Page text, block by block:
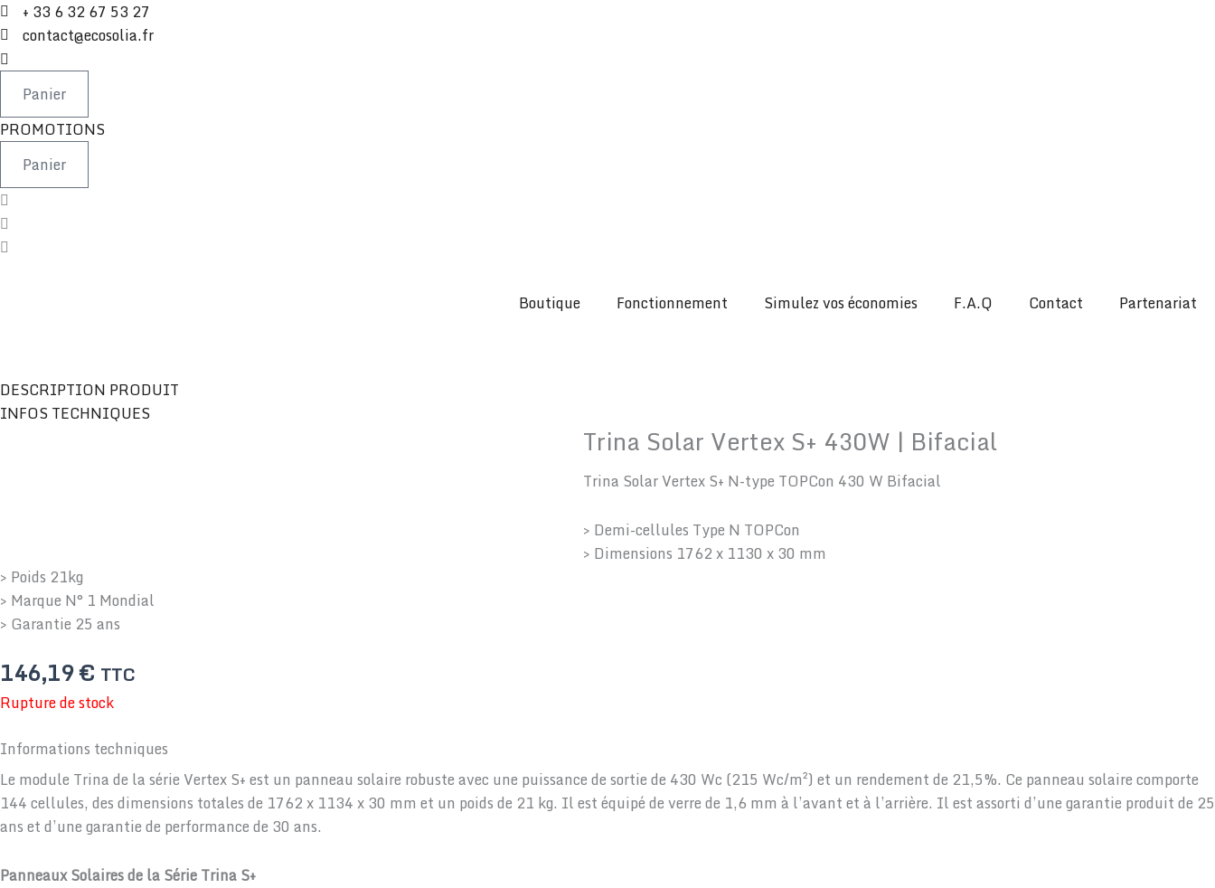
Aller
au
contenu
+ 33 6 32 67 53 27
contact@ecosolia.fr
Panier
PROMOTIONS
Panier
Boutique Fonctionnement Simulez vos économies F.A.Q Contact Partenariat
DESCRIPTION PRODUIT
INFOS TECHNIQUES
Trina Solar Vertex S+ 430W | Bifacial
Trina Solar Vertex S+ N-type TOPCon 430 W Bifacial
> Demi-cellules Type N TOPCon
> Dimensions 1762 x 1130 x 30 mm
> Poids 21kg
> Marque N° 1 Mondial
> Garantie 25 ans
146,19€ TTC
Rupture de stock
Informations techniques
Le module Trina de la série Vertex S+ est un panneau solaire robuste avec une puissance de sortie de 430 Wc (215 Wc/m²) et un rendement de 21,5%. Ce panneau solaire comporte
144 cellules, des dimensions totales de 1762 x 1134 x 30 mm et un poids de 21 kg. Il est équipé de verre de 1,6 mm à l’avant et à l’arrière. Il est assorti d’une garantie produit de 25
ans et d’une garantie de performance de 30 ans.
Panneaux Solaires de la Série Trina S+